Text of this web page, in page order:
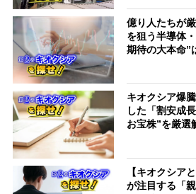
億り人たちが
を狙う半導体
期待の大本命”
キオクシア爆
した「割安成
お宝株”を厳選
【キオクシア
が注目する「